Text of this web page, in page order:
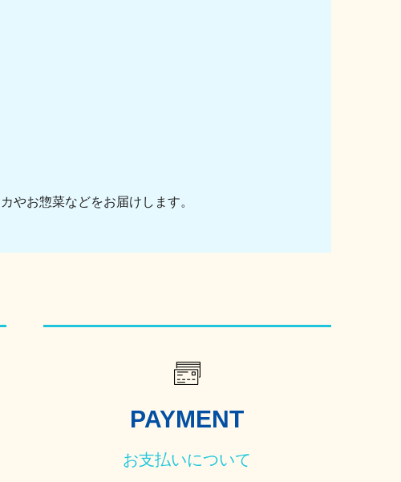
やお惣菜などをお届けします。
PAYMENT
お支払いについて